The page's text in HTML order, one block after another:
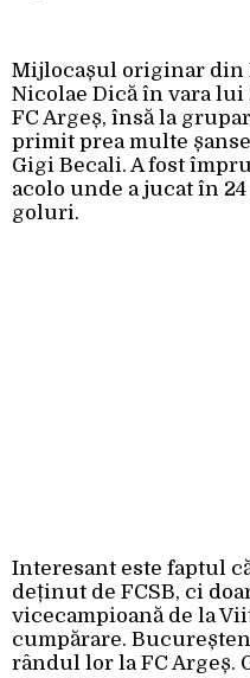
Mijlocașul originar din
Nicolae Dică în vara lui
FC Argeș, însă la
primit prea multe
Gigi Becali. A fost
acolo unde a jucat în
goluri.
Interesant este faptul
deținut de FCSB, ci
vicecampioană de la
cumpărare.
rândul lor la FC Argeș.